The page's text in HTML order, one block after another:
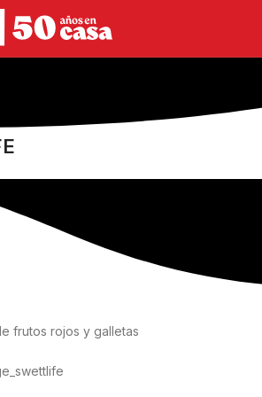
frutos rojos y galletas